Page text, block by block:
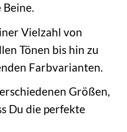
Vielzahl von
Tönen bis hin zu
Farbvarianten.
Größen,
Du die perfekte